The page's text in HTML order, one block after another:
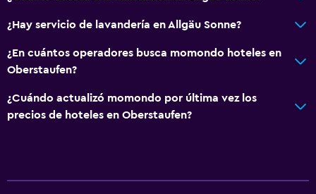
¿Hay servicio de lavandería en Allgäu Sonne?
¿En cuántos operadores busca momondo hoteles en
Oberstaufen?
¿Cuándo actualizó momondo por última vez los
precios de hoteles en Oberstaufen?